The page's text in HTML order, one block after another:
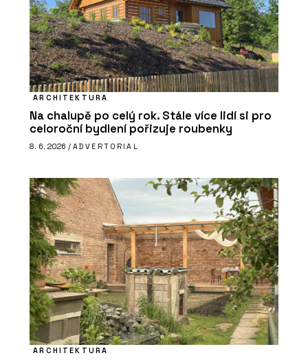
ARCHITEKTURA
Na chalupě po celý rok. Stále více lidí si pro
celoroční bydlení pořizuje roubenky
8. 6. 2026 / ADVERTORIAL
ARCHITEKTURA